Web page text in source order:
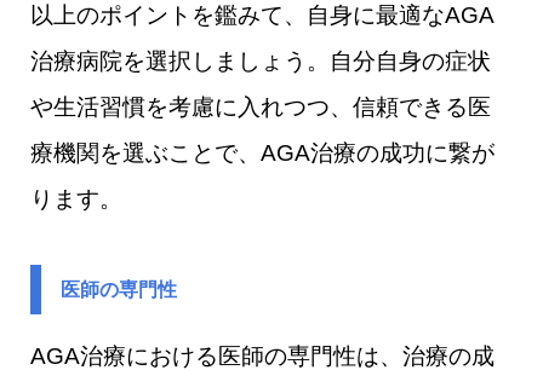
以上のポイントを鑑みて、自身に最適なAGA
治療病院を選択しましょう。自分自身の症状
や生活習慣を考慮に入れつつ、信頼できる医
療機関を選ぶことで、AGA治療の成功に繋が
ります。
医師の専門性
AGA治療における医師の専門性は、治療の成